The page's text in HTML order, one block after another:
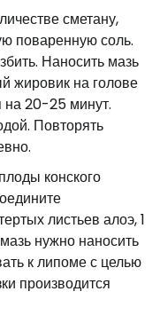
сметану,
поваренную соль.
Наносить мазь
жировик на голове
на 20-25 минут.
Повторять
конского
листьев алоэ, 1
нужно наносить
к липоме с целью
производится